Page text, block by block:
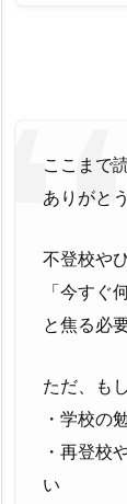
ここまで
ありがと
不登校や
「今すぐ
と焦る必
ただ、もし
・学校の
・再登校
い